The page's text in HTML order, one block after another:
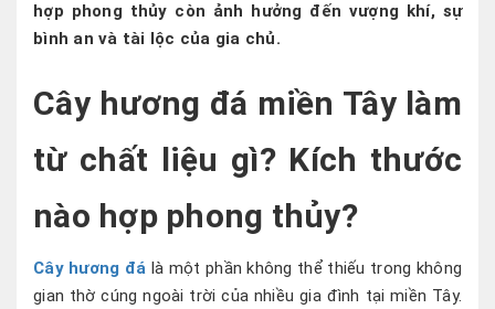
hợp phong thủy còn ảnh hưởng đến vượng khí, sự
bình an và tài lộc của gia chủ.
Cây hương đá miền Tây làm
từ chất liệu gì? Kích thước
nào hợp phong thủy?
Cây hương đá là một phần không thể thiếu trong không
gian thờ cúng ngoài trời của nhiều gia đình tại miền Tây.